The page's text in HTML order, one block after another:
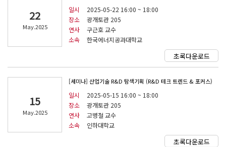
22
May.2025
일시
2025-05-22 16:00 ~ 18:00
장소
광개토관 205
연사
구근호 교수
소속
한국에너지공과대학교
초록다운로드
15
May.2025
[세미나] 산업기술 R&D 탐색기획 (R&D 테크 트렌드 & 포커스)
일시
2025-05-15 16:00 ~ 18:00
장소
광개토관 205
연사
고병철 교수
소속
인하대학교
초록다운로드